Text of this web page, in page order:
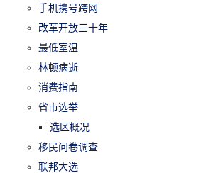
手机携号跨网
改革开放三十年
最低室温
林顿病逝
消费指南
省市选举
选区概况
移民问卷调查
联邦大选